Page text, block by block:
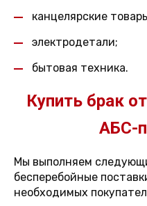
канцелярские
электродетали;
бытовая техника.
Купить брак
АБС-
Мы выполняем
бесперебойные
необходимых